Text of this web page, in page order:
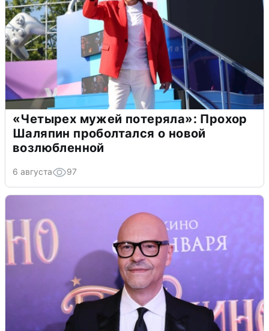
«Четырех мужей потеряла»: Прохор
Шаляпин проболтался о новой
возлюбленной
6 августа 97